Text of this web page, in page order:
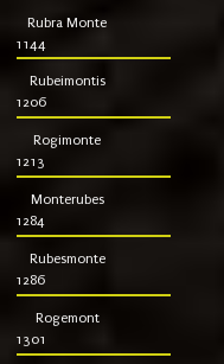
Rubra Monte
1144
Rubeimontis
1206
Rogimonte
1213
Monterubes
1284
Rubesmonte
1286
Rogemont
1301